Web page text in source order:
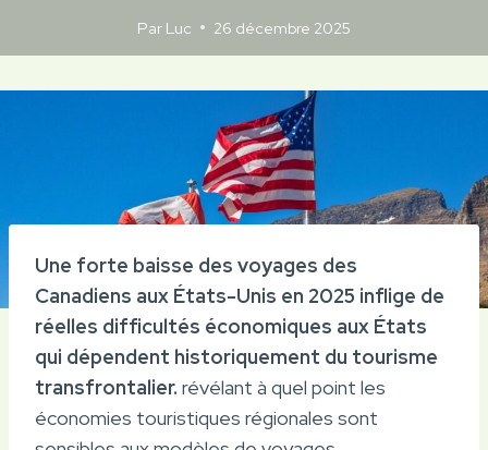
Par Luc 26 décembre 2025
Une forte baisse des voyages des
Canadiens aux États-Unis en 2025 inflige de
réelles difficultés économiques aux États
qui dépendent historiquement du tourisme
transfrontalier. révélant à quel point les
économies touristiques régionales sont